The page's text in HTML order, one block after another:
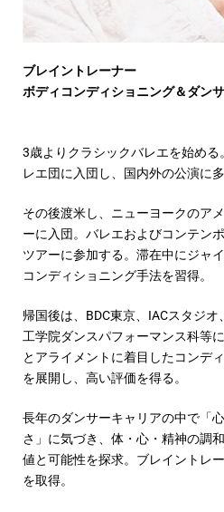
ブレイントレーナー
ボディコンディショニング＆ダン
3歳よりクラシックバレエを始め
レエ団に入団し、国内外の公演に多
その後渡米し、ニューヨークのア
ーに入団。バレエおよびコンテン
ツアーに参加する。滞在中にジャ
コンディショニング手法を習得。
帰国後は、BDC東京、IACスタジ
工学院ダンスパフォーマンス科等
とアライメントに着目したコンデ
を展開し、高い評価を得る。
長年のダンサーキャリアの中で「
さ」に気づき、体・心・精神の調
値と可能性を探求。ブレイントレ
を取得。